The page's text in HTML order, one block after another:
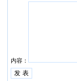
内容：